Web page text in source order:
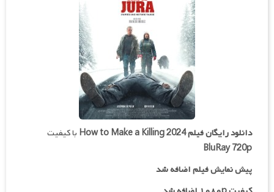
دانلود رایگان فیلمHow to Make a Killing 2024 با کیفیت
BluRay 720p
پیش نمایش فیلم اضافه شد